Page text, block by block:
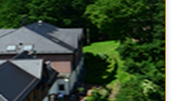
HOTEL